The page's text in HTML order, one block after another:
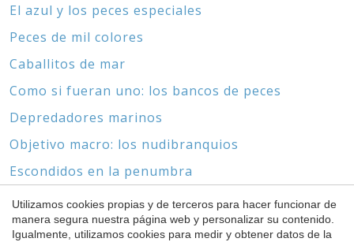
El azul y los peces especiales
Peces de mil colores
Caballitos de mar
Como si fueran uno: los bancos de peces
Depredadores marinos
Objetivo macro: los nudibranquios
Escondidos en la penumbra
Los grandes meros
Biotopos marinos y pecios
Utilizamos cookies propias y de terceros para hacer funcionar de
manera segura nuestra página web y personalizar su contenido.
Igualmente, utilizamos cookies para medir y obtener datos de la
Guardar configuración Aceptar todas